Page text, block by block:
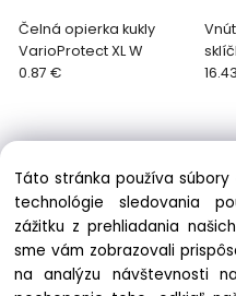
Čelná opierka kukly
VarioProtect XL W
0.87 €
Informácie
Obchodné podmienky
Ochrana osobných
Táto stránka používa
technológie sledovania
zážitku z prehliadania
sme vám zobrazovali
na analýzu návštevnosti